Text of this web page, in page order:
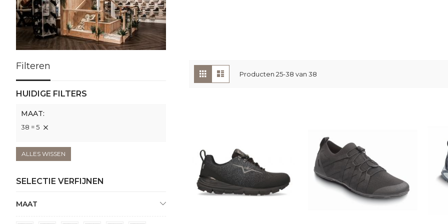
Tonen
als
Foto-
tabel
Producten 25-38 van 38
Filteren
HUIDIGE FILTERS
MAAT
38 = 5
ALLES WISSEN
SELECTIE VERFIJNEN
MAAT